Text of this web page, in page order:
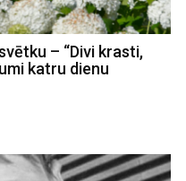
– “Divi krasti,
katru dienu